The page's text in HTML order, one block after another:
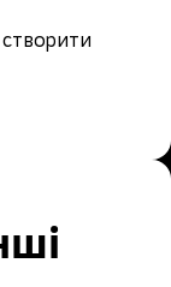
створити